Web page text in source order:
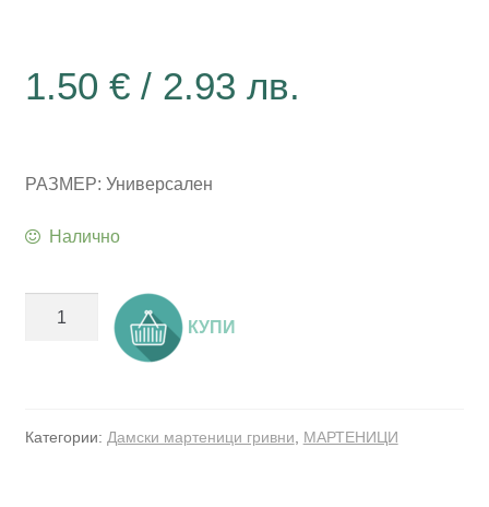
1.50 €/ 2.93 лв.
РАЗМЕР: Универсален
Налично
метален
КУПИ
Категории: Дамски мартеници гривни МАРТЕНИЦИ